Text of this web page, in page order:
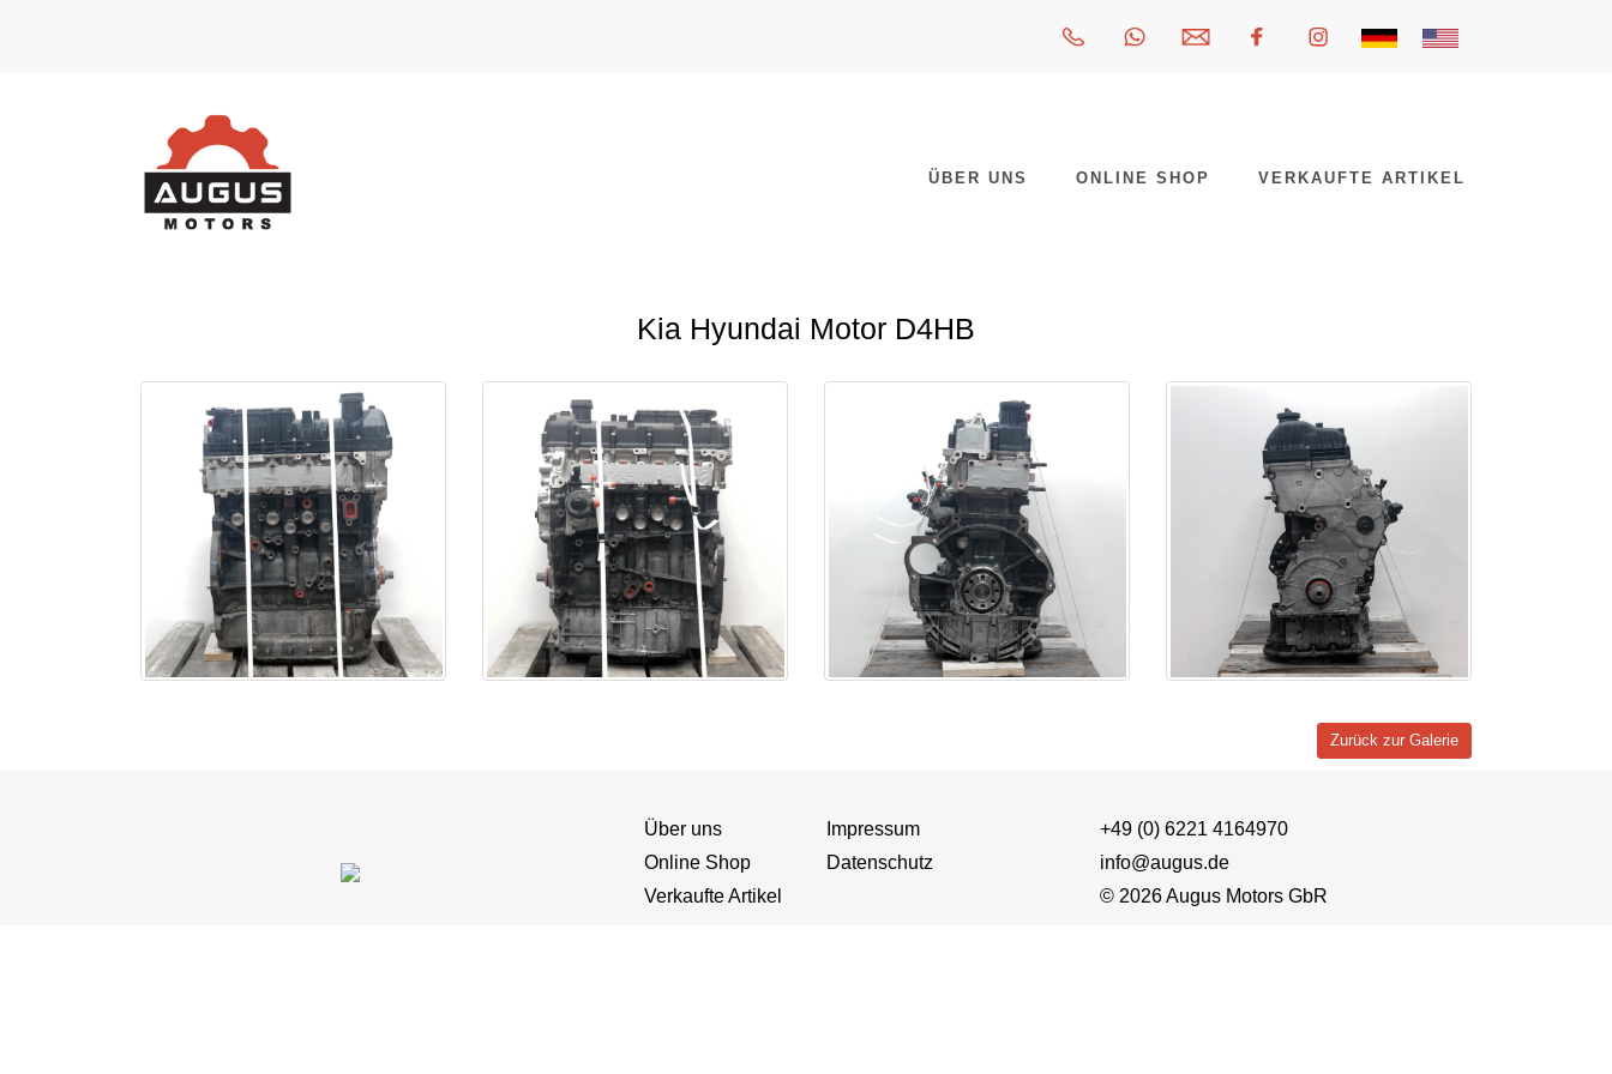
ÜBER UNS ONLINE SHOP VERKAUFTE ARTIKEL
Kia Hyundai Motor D4HB
Zurück zur Galerie
Über uns
Impressum
Online Shop
Datenschutz
Verkaufte Artikel
+49 (0) 6221 4164970
info@augus.de
© 2026 Augus Motors GbR